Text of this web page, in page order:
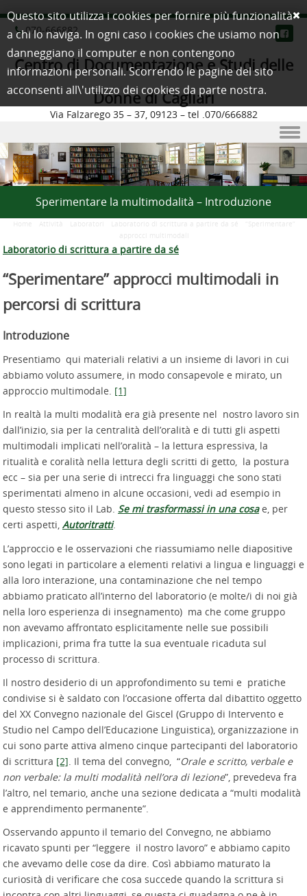
070-666882
Centro di Documentazione e Studi delle
Donne di Cagliari
Via Falzarego 35 – 37, 09123 – tel .070/666882
Skip to content
Sperimentare la multimodalità – Introduzione
Home Attività Laboratori Laboratorio di scrittura a partire da sé
“Sperimentare”
approcci multimodali
Laboratorio di scrittura a partire da sé
“Sperimentare” approcci multimodali in
percorsi di scrittura
Introduzione
Presentiamo qui materiali relativi a un insieme di lavori in cui
abbiamo voluto assumere, in modo consapevole e mirato, un
approccio multimodale. [1]
In realtà la multi modalità era già presente nel nostro lavoro sin
dall’inizio, sia per la centralità dell’oralità e di tutti gli aspetti
multimodali implicati nell’oralità – la lettura espressiva, la
ritualità e coralità nella lettura degli scritti di getto, la postura
ecc – sia per una serie di intrecci fra linguaggi che sono stati
sperimentati almeno in alcune occasioni, vedi ad esempio in
questo stesso sito il Lab. Se mi trasformassi in una cosa e, per
certi aspetti, Autoritratti.
L’approccio e le osservazioni che riassumiamo nelle diapositive
sono legati in particolare a elementi relativi a lingua e linguaggi e
alla loro interazione, una contaminazione che nel tempo
abbiamo praticato all’interno del laboratorio (e molte/i di noi già
nella loro esperienza di insegnamento) ma che come gruppo
non avevamo affrontato esplicitamente nelle sue possibili
implicazioni, prima fra tutte la sua eventuale ricaduta sul
processo di scrittura.
Il nostro desiderio di un approfondimento su temi e pratiche
condivise si è saldato con l’occasione offerta dal dibattito oggetto
del XX Convegno nazionale del Giscel (Gruppo di Intervento e
Studio nel Campo dell’Educazione Linguistica), organizzazione in
cui sono parte attiva almeno cinque partecipanti del laboratorio
di scrittura [2] . Il tema del convegno, “Orale e scritto, verbale e
non verbale: la multi modalità nell’ora di lezione”, prevedeva fra
l’altro, nel temario, anche una sezione dedicata a “multi modalità
e apprendimento permanente”.
Osservando appunto il temario del Convegno, ne abbiamo
ricavato spunti per “leggere il nostro lavoro” e abbiamo capito
che avevamo delle cose da dire. Così abbiamo maturato la
curiosità di verificare che cosa succede quando la scrittura si
Questo sito utilizza i cookies per fornire più funzionalità
a chi lo naviga. In ogni caso i cookies che usiamo non
danneggiano il computer e non contengono
informazioni personali. Scorrendo le pagine del sito
acconsenti all\'utilizzo dei cookies da parte nostra.